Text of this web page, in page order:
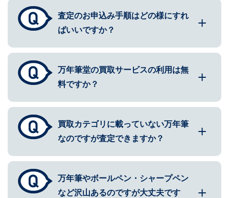
査定のお申込み手順はどの様にすれ
ばいいですか？
万年筆堂の買取サービスの利用は無
料ですか？
買取カテゴリに載っていない万年筆
なのですが査定できますか？
万年筆やボールペン・シャープペン
など沢山あるのですが大丈夫です